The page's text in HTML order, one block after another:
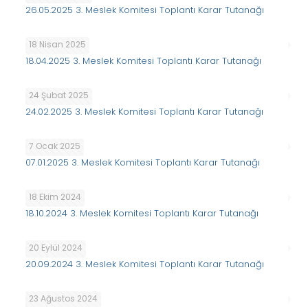
26.05.2025 3. Meslek Komitesi Toplantı Karar Tutanağı
18 Nisan 2025
18.04.2025 3. Meslek Komitesi Toplantı Karar Tutanağı
24 Şubat 2025
24.02.2025 3. Meslek Komitesi Toplantı Karar Tutanağı
7 Ocak 2025
07.01.2025 3. Meslek Komitesi Toplantı Karar Tutanağı
18 Ekim 2024
18.10.2024 3. Meslek Komitesi Toplantı Karar Tutanağı
20 Eylül 2024
20.09.2024 3. Meslek Komitesi Toplantı Karar Tutanağı
23 Ağustos 2024